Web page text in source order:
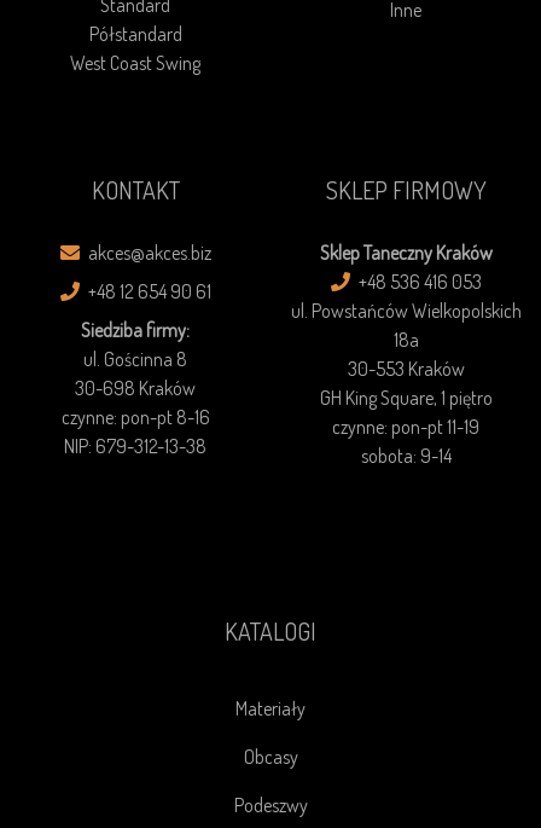
Standard
Półstandard
West Coast Swing
Inne
KONTAKT
akces@akces.biz
+48 12 654 90 61
Siedziba firmy:
ul. Gościnna 8
30-698 Kraków
czynne: pon-pt 8-16
NIP: 679-312-13-38
SKLEP FIRMOWY
Sklep Taneczny Kraków
+48 536 416 053
ul. Powstańców Wielkopolskich
18a
30-553 Kraków
GH King Square, 1 piętro
czynne: pon-pt 11-19
sobota: 9-14
KATALOGI
Materiały
Obcasy
Podeszwy